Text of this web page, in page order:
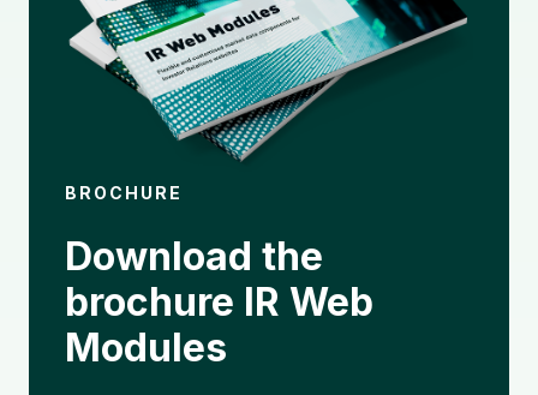
BROCHURE
Download the
brochure IR Web
Modules